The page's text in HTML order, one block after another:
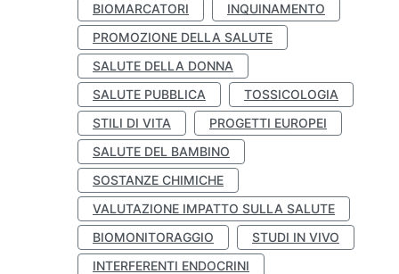
BIOMARCATORI
INQUINAMENTO
PROMOZIONE DELLA SALUTE
SALUTE DELLA DONNA
SALUTE PUBBLICA
TOSSICOLOGIA
STILI DI VITA
PROGETTI EUROPEI
SALUTE DEL BAMBINO
SOSTANZE CHIMICHE
VALUTAZIONE IMPATTO SULLA SALUTE
BIOMONITORAGGIO
STUDI IN VIVO
INTERFERENTI ENDOCRINI